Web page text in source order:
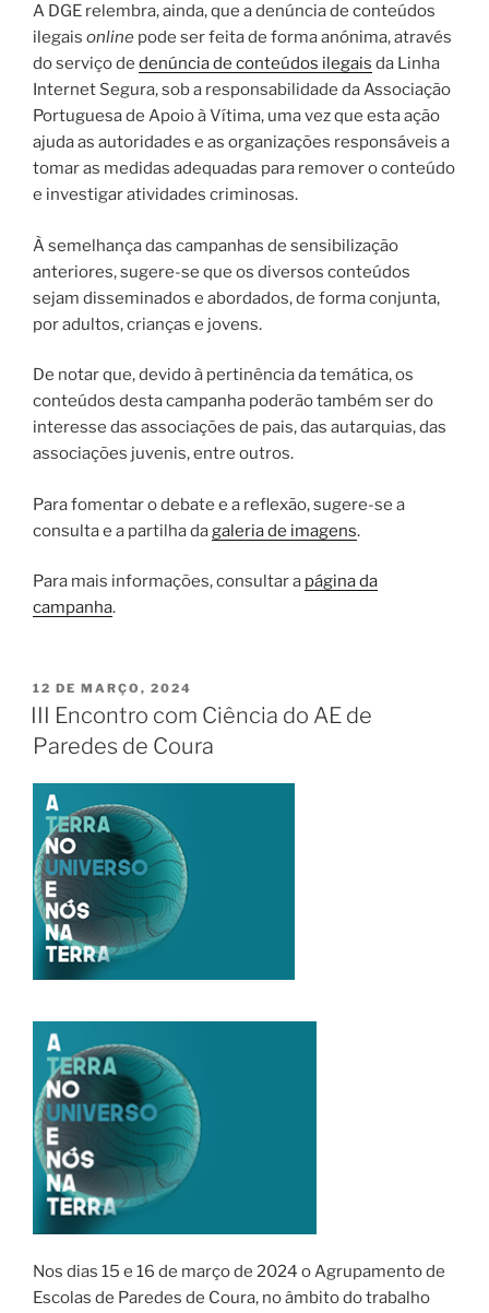
A DGE relembra, ainda, que a denúncia de conteúdos
ilegais online pode ser feita de forma anónima, através
do serviço de denúncia de conteúdos ilegais da Linha
Internet Segura, sob a responsabilidade da Associação
Portuguesa de Apoio à Vítima, uma vez que esta ação
ajuda as autoridades e as organizações responsáveis a
tomar as medidas adequadas para remover o conteúdo
e investigar atividades criminosas.
À semelhança das campanhas de sensibilização
anteriores, sugere-se que os diversos conteúdos
sejam disseminados e abordados, de forma conjunta,
por adultos, crianças e jovens.
De notar que, devido à pertinência da temática, os
conteúdos desta campanha poderão também ser do
interesse das associações de pais, das autarquias, das
associações juvenis, entre outros.
Para fomentar o debate e a reflexão, sugere-se a
consulta e a partilha da galeria de imagens.
Para mais informações, consultar a página da
campanha.
PUBLICADO
EM
12 DE MARÇO, 2024
III Encontro com Ciência do AE de
Paredes de Coura
Nos dias 15 e 16 de março de 2024 o Agrupamento de
Escolas de Paredes de Coura, no âmbito do trabalho